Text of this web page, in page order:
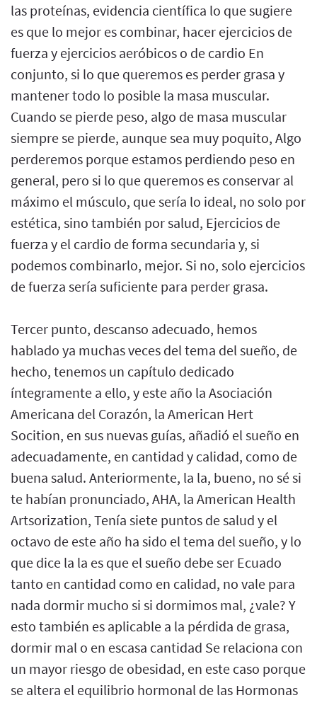
las proteínas, evidencia científica lo que sugiere
es que lo mejor es combinar, hacer ejercicios de
fuerza y ejercicios aeróbicos o de cardio En
conjunto, si lo que queremos es perder grasa y
mantener todo lo posible la masa muscular.
Cuando se pierde peso, algo de masa muscular
siempre se pierde, aunque sea muy poquito, Algo
perderemos porque estamos perdiendo peso en
general, pero si lo que queremos es conservar al
máximo el músculo, que sería lo ideal, no solo por
estética, sino también por salud, Ejercicios de
fuerza y el cardio de forma secundaria y, si
podemos combinarlo, mejor. Si no, solo ejercicios
de fuerza sería suficiente para perder grasa.
Tercer punto, descanso adecuado, hemos
hablado ya muchas veces del tema del sueño, de
hecho, tenemos un capítulo dedicado
íntegramente a ello, y este año la Asociación
Americana del Corazón, la American Hert
Socition, en sus nuevas guías, añadió el sueño en
adecuadamente, en cantidad y calidad, como de
buena salud. Anteriormente, la la, bueno, no sé si
te habían pronunciado, AHA, la American Health
Artsorization, Tenía siete puntos de salud y el
octavo de este año ha sido el tema del sueño, y lo
que dice la la es que el sueño debe ser Ecuado
tanto en cantidad como en calidad, no vale para
nada dormir mucho si si dormimos mal, ¿vale? Y
esto también es aplicable a la pérdida de grasa,
dormir mal o en escasa cantidad Se relaciona con
un mayor riesgo de obesidad, en este caso porque
se altera el equilibrio hormonal de las Hormonas